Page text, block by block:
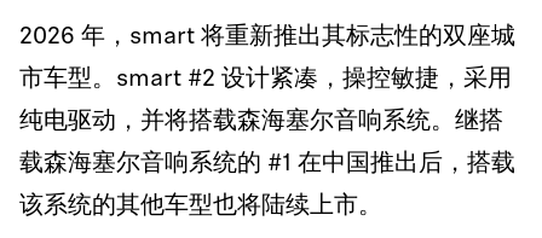
2026 年，smart 将重新推出其标志性的双座城
市车型。smart #2 设计紧凑，操控敏捷，采用
纯电驱动，并将搭载森海塞尔音响系统。继搭
载森海塞尔音响系统的 #1 在中国推出后，搭载
该系统的其他车型也将陆续上市。